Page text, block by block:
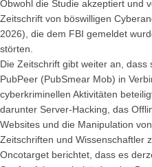
Obwohl die Studie akzeptiert und
Zeitschrift von böswilligen
2026), die dem FBI gemeldet
störten.
Die Zeitschrift gibt weiter an,
PubPeer (PubSmear Mob) in
cyberkriminellen Aktivitäten
darunter Server-Hacking, das
Websites und die Manipulation
Zeitschriften und Wissenschaftler
Oncotarget berichtet, dass es